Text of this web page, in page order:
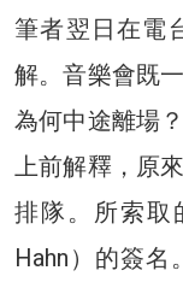
筆者翌日在電
解。音樂會既
為何中途離場
上前解釋，原
排隊。所索取
Hahn）的簽名